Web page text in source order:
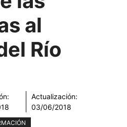
al
Río
Actualización:
03/06/2018